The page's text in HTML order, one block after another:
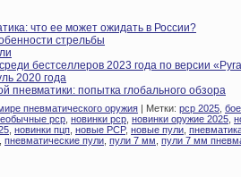
что ее может ожидать в России?
стрельбы
бестселлеров 2023 года по версии
2020 года
пневматики: попытка глобального обзора
пневматического оружия | Метки: pcp 2025
pcp новинки pcp новинки оружие 2025
новинки пцп новые PCP, новые пули
пневматические пули пули 7 мм пули 7 мм